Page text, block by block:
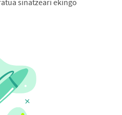
sinatzeari ekingo